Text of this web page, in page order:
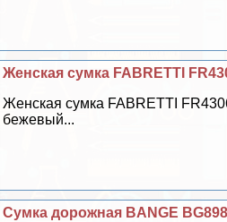
Женская сумка FABRETTI
Женская сумка FABRETTI
бежевый...
Сумка дорожная BANGE